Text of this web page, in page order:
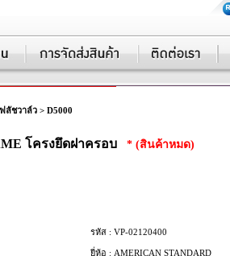
ลัชวาล์ว > D5000
โครงยึดฝาครอบ * (สินค้าหมด)
รหัส : VP-02120400
ยี่ห้อ : AMERICAN STANDARD